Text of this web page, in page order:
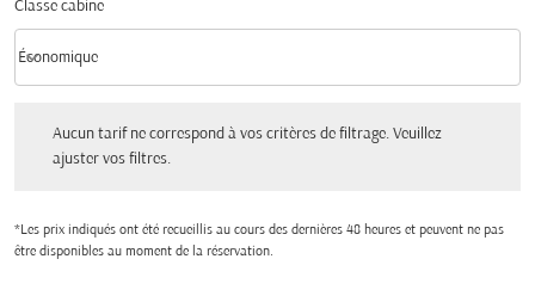
Classe cabine
Classe cabine option Économique Selected
Économique
keyboard_arrow_down
Aucun tarif ne correspond à vos critères de filtrage. Veuillez
ajuster vos filtres.
*Les prix indiqués ont été recueillis au cours des dernières 48 heures et peuvent ne pas
être disponibles au moment de la réservation.